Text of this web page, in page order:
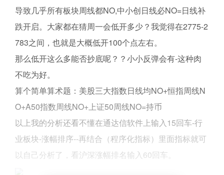
导致几乎所有板块周线都NO,中小创日线必NO=日线补
跌开启。大家都在猜周一会低开多少？我觉得在2775-2
783之间，也就是大概低开100个点左右。
那么低开这么多能否抄底呢？？小小反弹会有-这种肉
不吃为好。
算个简单算术题：美股三大指数日线均NO+恒指周线N
O+A50指数周线NO+上证50周线NO=持币
以上我的分析还看不懂在通达信软件上输入15回车-行
业板块-涨幅排序--再结合（程序化指标）里面指标就可
以自己分析了，看沪深涨幅排名输入60回车。